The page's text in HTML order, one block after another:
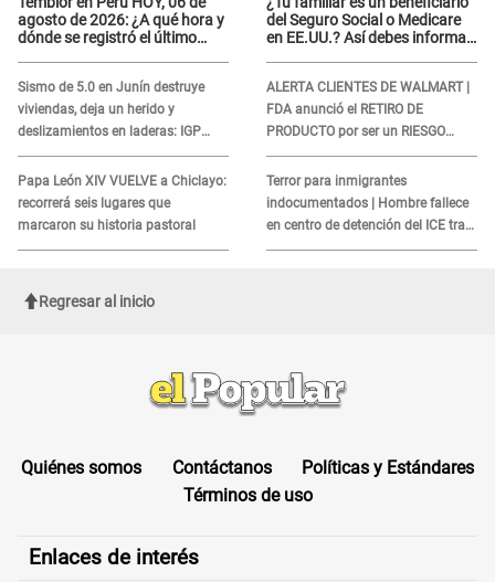
agosto de 2026: ¿A qué hora y
dónde se registró el último
Sismo de 5.0 en Junín destruye
viviendas, deja un herido y
deslizamientos en laderas: IGP
alerta sobre posibles réplicas
Papa León XIV VUELVE a Chiclayo:
recorrerá seis lugares que
marcaron su historia pastoral
del Seguro Social o Medicare
en EE.UU.? Así debes informar
ALERTA CLIENTES DE WALMART |
FDA anunció el RETIRO DE
PRODUCTO por ser un RIESGO
MORTAL para consumidores: ¿Cuál
es?
Terror para inmigrantes
indocumentados | Hombre fallece
en centro de detención del ICE tras
sufrir una "emergencia médica"
Regresar al inicio
Quiénes somos Contáctanos
Políticas y Estándares
Términos de uso
Enlaces de interés